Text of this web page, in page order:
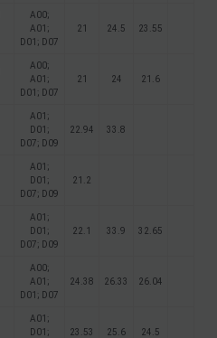
A00;
A01;
D01; D07
21 24.5 23.55
A00;
A01;
D01; D07
21 24 21.6
A01;
D01;
D07; D09
22.94 33.8
A01;
D01;
D07; D09
21.2
A01;
D01;
D07; D09
22.1 33.9 32.65
A00;
A01;
D01; D07
24.38 26.33 26.04
A01;
D01;
23.53 25.6 24.5